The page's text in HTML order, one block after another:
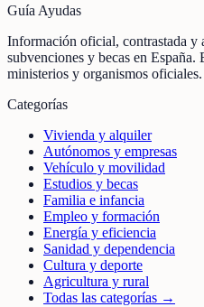
Guía Ayudas
Información oficial, contrastada y
subvenciones y becas en
ministerios y organismos oficiales.
Categorías
Vivienda y alquiler
Autónomos y empresas
Vehículo y movilidad
Estudios y becas
Familia e infancia
Empleo y formación
Energía y eficiencia
Sanidad y dependencia
Cultura y deporte
Agricultura y rural
Todas las categorías →